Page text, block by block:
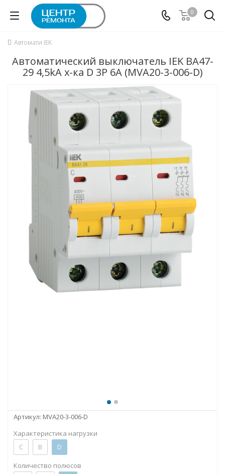
0
Автомати IEK
Автоматический выключатель IEK ВА47-
29 4,5kA х-ка D 3P 6А (MVA20-3-006-D)
Артикул: MVA20-3-006-D
Характеристика нагрузки
C
B D
Количество полюсов